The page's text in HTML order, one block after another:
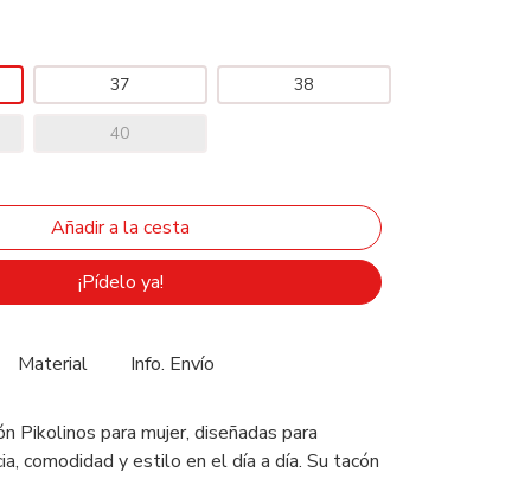
37 38
40
¡Pídelo ya!
Material Info. Envío
Pikolinos para mujer, diseñadas para
comodidad y estilo en el día a día. Su tacón